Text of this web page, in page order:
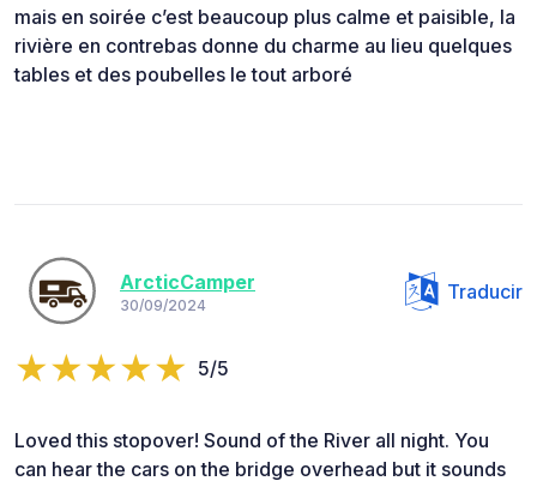
mais en soirée c’est beaucoup plus calme et paisible, la
rivière en contrebas donne du charme au lieu quelques
tables et des poubelles le tout arboré
ArcticCamper
30/09/2024
Traducir
5/5
Loved this stopover! Sound of the River all night. You
can hear the cars on the bridge overhead but it sounds